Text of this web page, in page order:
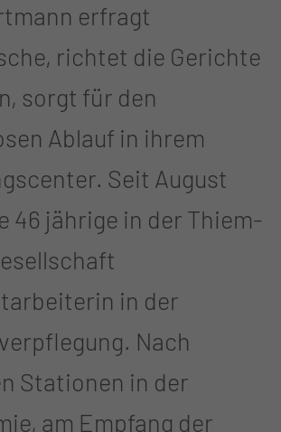
erfragt
richtet die Gerichte
sorgt für den
Ablauf in ihrem
Seit August
46 jährige in der Thiem-
in der
Nach
Stationen in der
am Empfang der